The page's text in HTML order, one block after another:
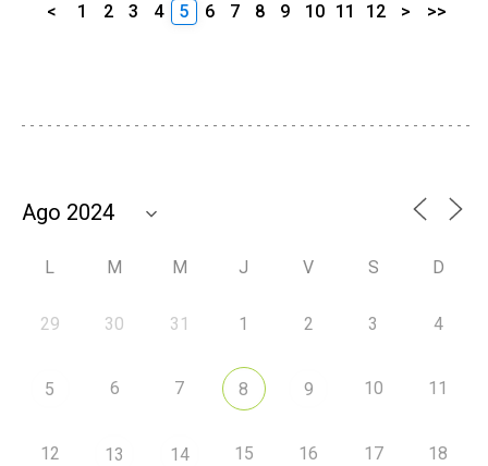
< 1 2 3 4 5 6 7 8 9 10 11 12 > >>
L M M J V S D
29 30 31 1 2 3 4
5 6 7 8 9 10 11
12 13 14 15 16 17 18